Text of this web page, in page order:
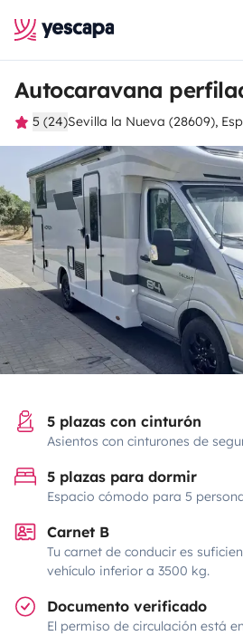
Autocaravana
5 (24)Sevilla la Nueva (28609),
5 plazas con cinturón
Asientos con cinturones de
5 plazas para dormir
Espacio cómodo para 5
Carnet B
Tu carnet de conducir es
vehículo inferior a 3500 kg.
Documento verificado
El permiso de circulación está